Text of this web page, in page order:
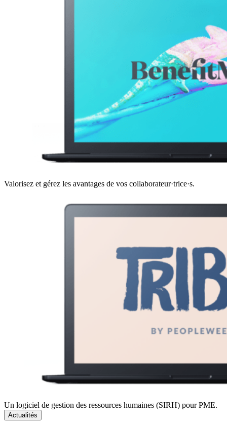
Valorisez et gérez les avantages de vos collaborateur·trice·s.
Un logiciel de gestion des ressources humaines (SIRH) pour PME.
Actualités